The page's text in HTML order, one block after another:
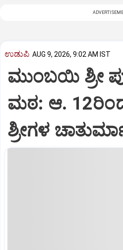
ಉಡುಪಿ AUG 9, 2026, 9:02 AM IST
ಮುಂಬಯಿ ಶ್ರೀ
ಮಠ: ಆ. 12ರಿಂದ
ಶ್ರೀಗಳ